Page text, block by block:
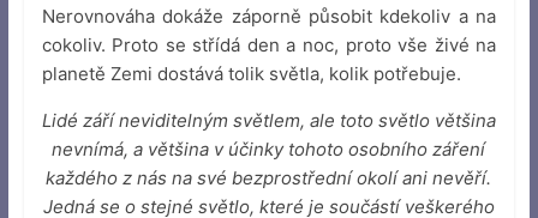
Nerovnováha dokáže záporně působit kdekoliv a na
cokoliv. Proto se střídá den a noc, proto vše živé na
planetě Zemi dostává tolik světla, kolik potřebuje.
Lidé září neviditelným světlem, ale toto světlo většina
nevnímá, a většina v účinky tohoto osobního záření
každého z nás na své bezprostřední okolí ani nevěří.
Jedná se o stejné světlo, které je součástí veškerého